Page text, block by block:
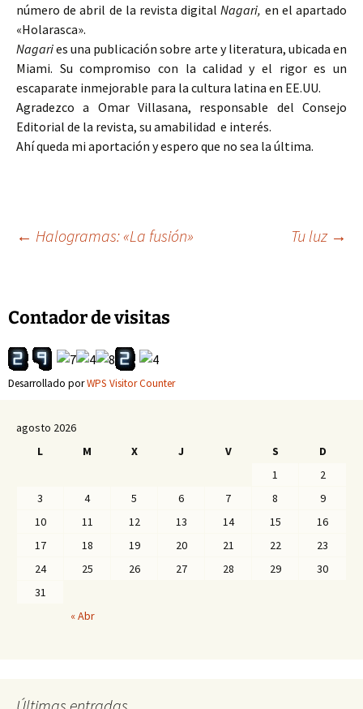
número de abril de la revista digitalNagari, en el apartado
«Holarasca».
Nagaries una publicación sobre arte y literatura, ubicada en
Miami. Su compromiso con la calidad y el rigor es un
escaparate inmejorable para la cultura latina en EE.UU.
Agradezco a Omar Villasana, responsable del Consejo
Editorial de la revista, su amabilidad e interés.
Ahí queda mi aportación y espero que no sea la última.
Navegación
de
entradas
← Halogramas: «La fusión» Tu luz →
Contador de visitas
Desarrollado porWPS Visitor Counter
agosto 2026
L
M X J V S
D
1
2
3
4 5 6 7 8
9
10
11 12 13 14 15
16
17
18 19 20 21 22
23
24
25 26 27 28 29
30
31
« Abr